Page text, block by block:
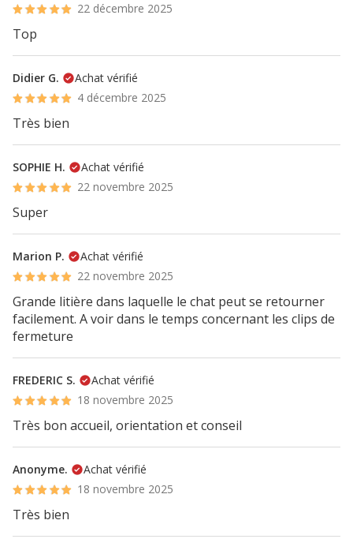
22 décembre 2025
Top
Didier G.
Achat vérifié
4 décembre 2025
Très bien
SOPHIE H.
Achat vérifié
22 novembre 2025
Super
Marion P.
Achat vérifié
22 novembre 2025
Grande litière dans laquelle le chat peut se retourner
facilement. A voir dans le temps concernant les clips de
fermeture
FREDERIC S.
Achat vérifié
18 novembre 2025
Très bon accueil, orientation et conseil
Anonyme.
Achat vérifié
18 novembre 2025
Très bien